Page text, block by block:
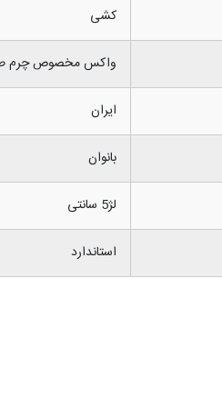
کشی
واکس مخصوص چرم
ایران
بانوان
لژ5 سانتی
استاندارد